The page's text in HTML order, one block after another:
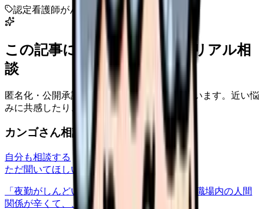
認定看護師がん看護 化学療法 専門性
この記事に近い看護師さんのリアル相
談
匿名化・公開承認済みの本音だけを表示しています。近い悩
みに共感したり、自分の状況を投稿できます。
カンゴさん相談室から共有された相談
自分も相談する
ただ聞いてほしい
relationships 2026/6/13
「夜勤がしんどい」について相談したいです 職場内の人間
関係が辛くて、、、